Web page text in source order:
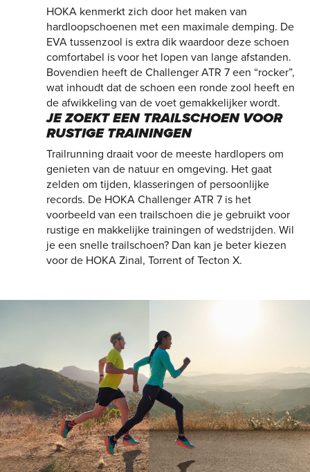
HOKA kenmerkt zich door het maken van
hardloopschoenen met een maximale demping. De
EVA tussenzool is extra dik waardoor deze schoen
comfortabel is voor het lopen van lange afstanden.
Bovendien heeft de Challenger ATR 7 een “rocker”,
wat inhoudt dat de schoen een ronde zool heeft en
de afwikkeling van de voet gemakkelijker wordt.
JE ZOEKT EEN TRAILSCHOEN VOOR
RUSTIGE TRAININGEN
Trailrunning draait voor de meeste hardlopers om
genieten van de natuur en omgeving. Het gaat
zelden om tijden, klasseringen of persoonlijke
records. De HOKA Challenger ATR 7 is het
voorbeeld van een trailschoen die je gebruikt voor
rustige en makkelijke trainingen of wedstrijden. Wil
je een snelle trailschoen? Dan kan je beter kiezen
voor de HOKA Zinal, Torrent of Tecton X.